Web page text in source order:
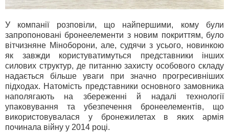
У компанії розповіли, що найпершими, кому були
запропоновані бронеелементи з новим покриттям, було
вітчизняне Міноборони, але, судячи з усього, новинкою
як завжди користуватимуться представники інших
силових структур, де питанню захисту особового складу
надається більше уваги при значно прогресивніших
підходах. Натомість представники основного замовника
наполягають на збереженні й надалі технології
упаковування та убезпечення бронеелементів, що
використовувалася у бронежилетах в яких армія
починала війну у 2014 році.